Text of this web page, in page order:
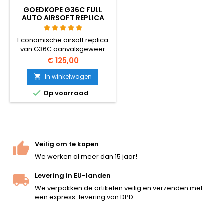
GOEDKOPE G36C FULL
AUTO AIRSOFT REPLICA
MET ACCESSOIRES
Economische airsoft replica
van G36C aanvalsgeweer
met veel accessoires. Schiet
half- en volautomatisch. Lage
schotkracht, dus geschikt
voor jongere gebruikers.
Model: Umarex 2.5621, EAN:
4000844426284
€ 125,00
 In winkelwagen
 Op voorraad
Veilig om te kopen
We werken al meer dan 15 jaar!
Levering in EU-landen
We verpakken de artikelen veilig en verzenden met
een express-levering van DPD.